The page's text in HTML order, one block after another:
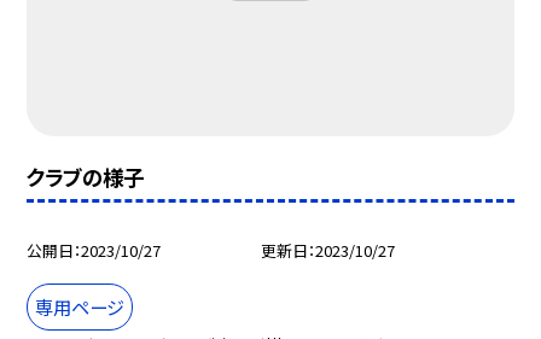
クラブの様子
公開日 2023/10/27 更新日 2023/10/27
専用ページ